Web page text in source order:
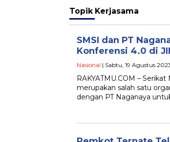
Topik Kerjasama
SMSI dan PT
Konferensi 4.0 di
Nasional | Sabtu, 19 Agustus
RAKYATMU.COM –
merupakan salah satu
dengan PT Naganaya